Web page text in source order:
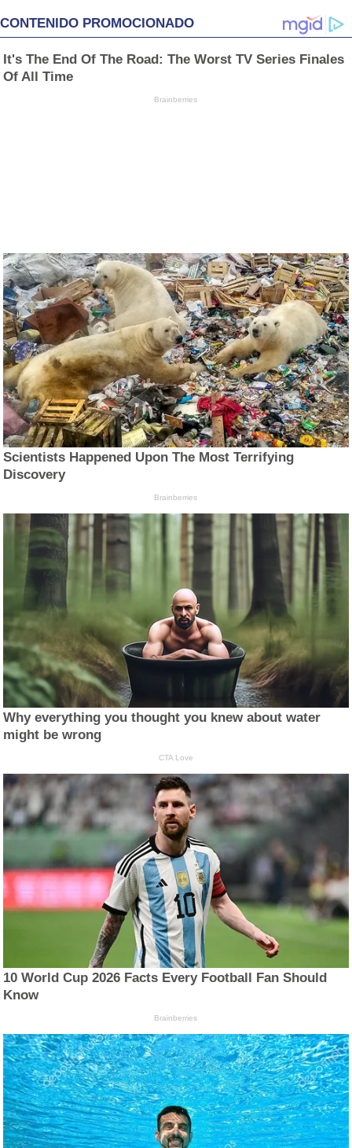
CONTENIDO PROMOCIONADO
It's The End Of The Road: The Worst TV Series Finales
Of All Time
Brainberries
Scientists Happened Upon The Most Terrifying
Discovery
Brainberries
Why everything you thought you knew about water
might be wrong
CTA Love
10 World Cup 2026 Facts Every Football Fan Should
Know
Brainberries